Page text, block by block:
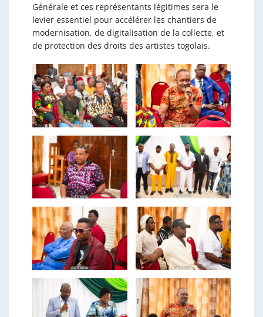
Générale et ces représentants légitimes sera le
levier essentiel pour accélérer les chantiers de
modernisation, de digitalisation de la collecte, et
de protection des droits des artistes togolais.